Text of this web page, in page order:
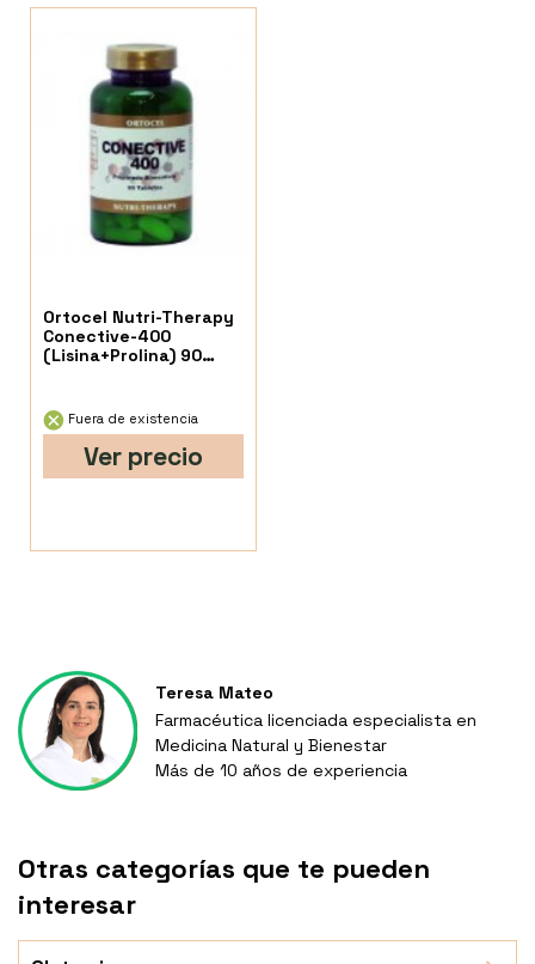
Ortocel Nutri-Therapy
Conective-400
(Lisina+Prolina) 90
Fuera de existencia
Ver precio
Teresa Mateo
Farmacéutica licenciada especialista en
Medicina Natural y Bienestar
Más de 10 años de experiencia
Otras categorías que te pueden
interesar